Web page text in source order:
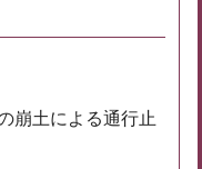
崩土による通行止